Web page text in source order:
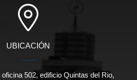
UBICACIÓN
502, edificio Quintas del Rio,